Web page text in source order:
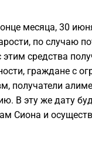
месяца, 30
по случаю
средства
граждане с
получатели
В эту же дату
Сиона и